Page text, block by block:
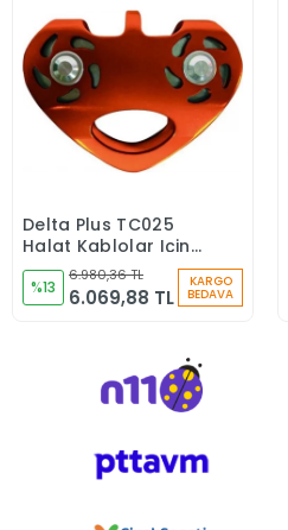
Sepete Ekle
Delta Plus TC025
Halat Kablolar Için
Çift Kansak Makara
%13
6.980,36 TL
6.069,88 TL
KARGO
BEDAVA